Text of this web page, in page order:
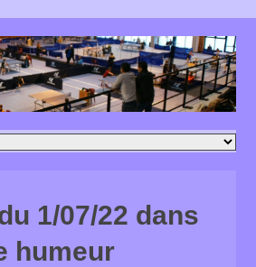
1/07/22 dans
humeur